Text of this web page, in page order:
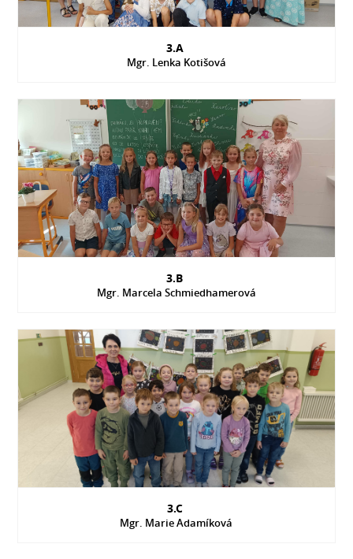
3.A
Mgr. Lenka Kotišová
3.B
Mgr. Marcela Schmiedhamerová
3.C
Mgr. Marie Adamíková